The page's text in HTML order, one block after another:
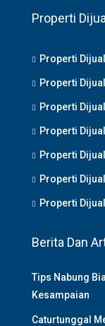
Properti
Properti
Properti
Properti
Properti
Properti
Properti
Properti
Berita Dan
Tips Nabung
Kesampaian
Caturtunggal